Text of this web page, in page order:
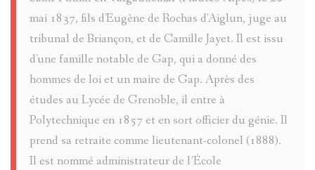
mai 1837, fils d'Eugène de Rochas d'Aiglun, juge au
tribunal de Briançon, et de Camille Jayet. Il est issu
d'une famille notable de Gap, qui a donné des
hommes de loi et un maire de Gap. Après des
études au Lycée de Grenoble, il entre à
Polytechnique en 1857 et en sort officier du génie. Il
prend sa retraite comme lieutenant-colonel (1888).
Il est nommé administrateur de l’École